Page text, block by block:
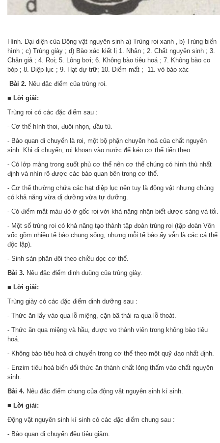
Hình. Đại diện của Động vật nguyên sinh a) Trùng roi xanh , b) Trùng biến
hình ; c) Trùng giày ; d) Bào xác kiết lị 1. Nhân ; 2. Chất nguyên sinh ; 3.
Chân giả ; 4. Roi; 5. Lông bơi; 6. Không bào tiêu hoá ; 7. Không bào co
bóp ; 8. Diệp lục ; 9. Hạt dự trữ; 10. Điểm mất ; 11. vỏ bào xác
Bài 2. Nêu đặc điểm của trùng roi.
■ Lời giải:
Trùng roi có các đặc điểm sau :
- Cơ thể hình thoi, đuôi nhọn, đầu tù.
- Bào quan di chuyển là roi, một bộ phận chuyên hoá của chẩt nguyên
sinh. Khi di chuyển, roi khoan vào nước để kéo cơ thể tiến theo.
- Có lớp màng trong suốt phủ cơ thể nên cơ thể chúng có hình thù nhất
định và nhìn rõ được các bào quan bên trong cơ thể.
- Cơ thể thường chứa các hạt diệp lục nên tuy là động vật nhưng chúng
có khả năng vừa dị dưỡng vừa tự dưỡng.
- Có điểm mắt màu đỏ ở gốc roi với khả năng nhận biết được sáng và tối.
- Một số trùng roi có khả năng tạo thành tập đoàn trùng roi (tập đoàn Vôn
vốc gồm nhiều tế bào chung sống, nhưng mỗi tế bào ấy vẫn là các cá thể
độc lập).
- Sinh sản phân đôi theo chiều dọc cơ thể.
Bài 3. Nêu đặc điểm dinh duũng của trùng giày.
■ Lời giải:
Trùng giày có các đặc điểm dinh dưỡng sau :
- Thức ăn lấy vào qua lỗ miệng, cặn bã thải ra qua lỗ thoát.
- Thức ăn qua miệng và hầu, được vo thành viên trong không bào tiêu
hoá.
- Không bào tiêu hoá di chuyển trong cơ thể theo một quỹ đạo nhất định.
- Enzim tiêu hoá biến đổi thức ăn thành chất lỏng thấm vào chất nguyên
sinh.
Bài 4. Nêu đặc điểm chung của động vật nguyên sinh kí sinh.
■ Lời giải:
Động vật nguyên sinh kí sinh có các đặc điểm chung sau :
- Bào quan di chuyển đều tiêu giảm.